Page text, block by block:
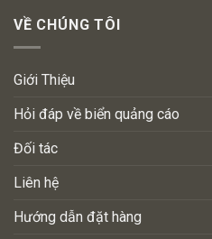
VỀ CHÚNG TÔI
Giới Thiệu
Hỏi đáp về biển quảng cáo
Đối tác
Liên hệ
Hướng dẫn đặt hàng